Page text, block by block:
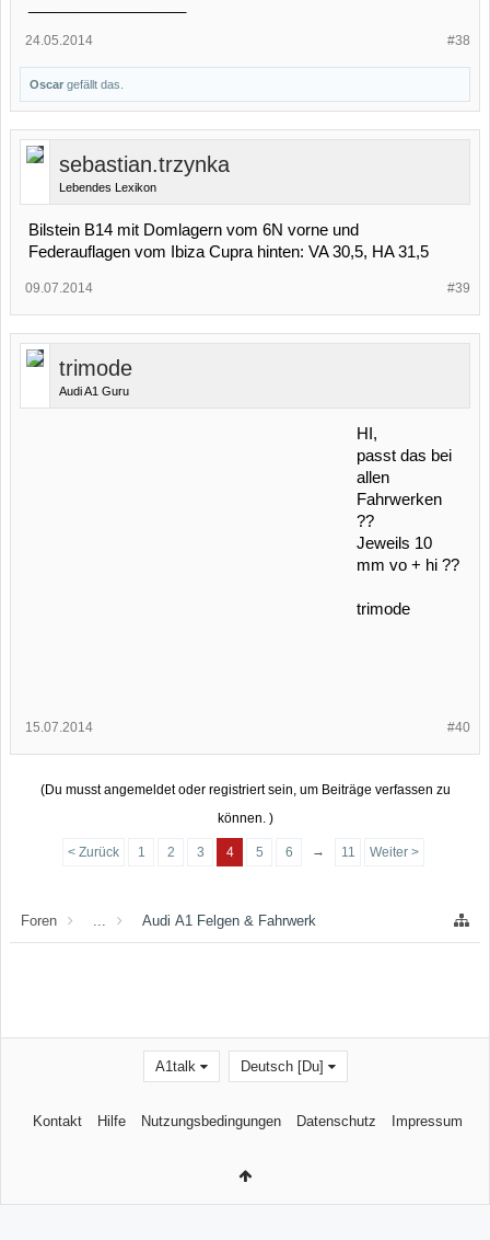
#38
24.05.2014
Oscar gefällt das.
sebastian.trzynka
Lebendes Lexikon
Bilstein B14 mit Domlagern vom 6N vorne und
Federauflagen vom Ibiza Cupra hinten: VA 30,5, HA 31,5
#39
09.07.2014
trimode
Audi A1 Guru
HI,
passt das bei
allen
Fahrwerken
??
Jeweils 10
mm vo + hi ??
trimode
#40
15.07.2014
(Du musst angemeldet oder registriert sein, um Beiträge verfassen zu
können. )
< Zurück 1 2 3 4 5 6 → 11 Weiter >
Foren ... Audi A1 Felgen & Fahrwerk
A1talk Deutsch [Du]
Kontakt Hilfe Nutzungsbedingungen Datenschutz Impressum